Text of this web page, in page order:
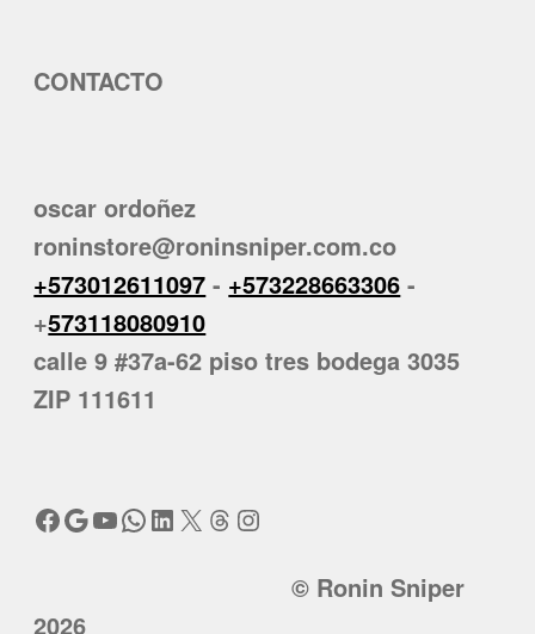
CONTACTO
oscar ordoñez
roninstore@roninsniper.com.co
+573012611097 - +573228663306 -
+573118080910
calle 9 #37a-62 piso tres bodega 3035
ZIP 111611
Facebook
Google
YouTube
WhatsApp
LinkedIn
X Threads
Instagram
© Ronin Sniper
2026